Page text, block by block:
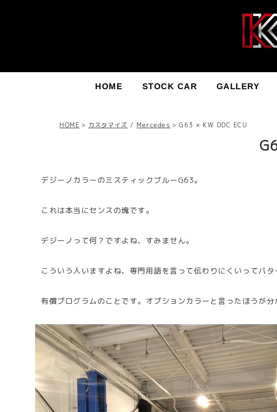
HOME STOCK CAR GALLERY
HOME カスタマイズ / Mercedes G63 × KW DDC ECU
デジーノカラーのミスティックブルーG63。
これは本当にセンスの塊です。
デジーノって何？ですよね、すみません。
こういう人いますよね、専門用語を言って伝わりにくいってパタ
有償プログラムのことです。オプションカラーと言ったほうが分